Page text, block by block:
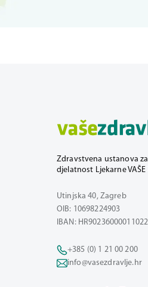
Zdravstvena ustanova
djelatnost Ljekarne VAŠE
Utinjska 40, Zagreb
OIB: 10698224903
IBAN:
+385 (0) 1 21 00 200
info@vasezdravlje.hr